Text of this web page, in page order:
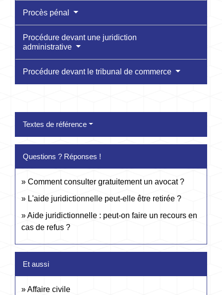
Procès pénal
Procédure devant une juridiction
administrative
Procédure devant le tribunal de commerce
Textes de référence
Questions ? Réponses !
Comment consulter gratuitement un avocat ?
L'aide juridictionnelle peut-elle être retirée ?
Aide juridictionnelle : peut-on faire un recours en
cas de refus ?
Et aussi
Affaire civile